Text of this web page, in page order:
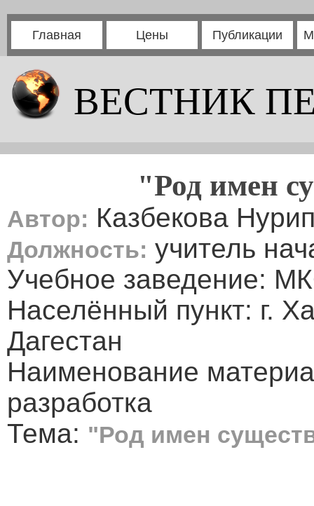
Главная Цены Публикации
ВЕСТНИК
"Род имен
Автор: Казбекова
Должность: учитель
Учебное заведение:
Населённый пункт: г.
Дагестан
Наименование
разработка
Тема: "Род имен